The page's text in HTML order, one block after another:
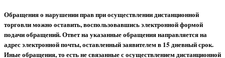
Обращения о нарушении прав при осуществлении дистанционной
торговли можно оставить, воспользовавшись электронной формой
подачи обращений. Ответ на указанные обращения направляется на
адрес электронной почты, оставленный заявителем в 15 дневный срок.
Иные обращения, то есть не связанные с осуществлением дистанционной